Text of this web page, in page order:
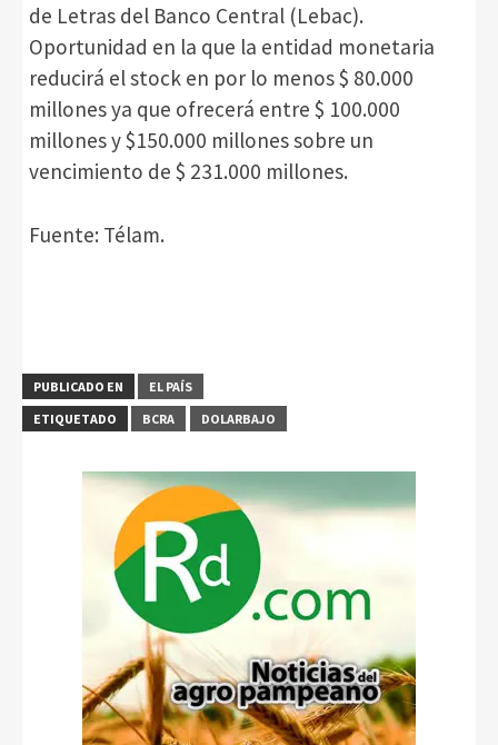
de Letras del Banco Central (Lebac).
Oportunidad en la que la entidad monetaria
reducirá el stock en por lo menos $ 80.000
millones ya que ofrecerá entre $ 100.000
millones y $150.000 millones sobre un
vencimiento de $ 231.000 millones.
Fuente: Télam.
PUBLICADO EN
EL PAÍS
ETIQUETADO
BCRA DOLARBAJO